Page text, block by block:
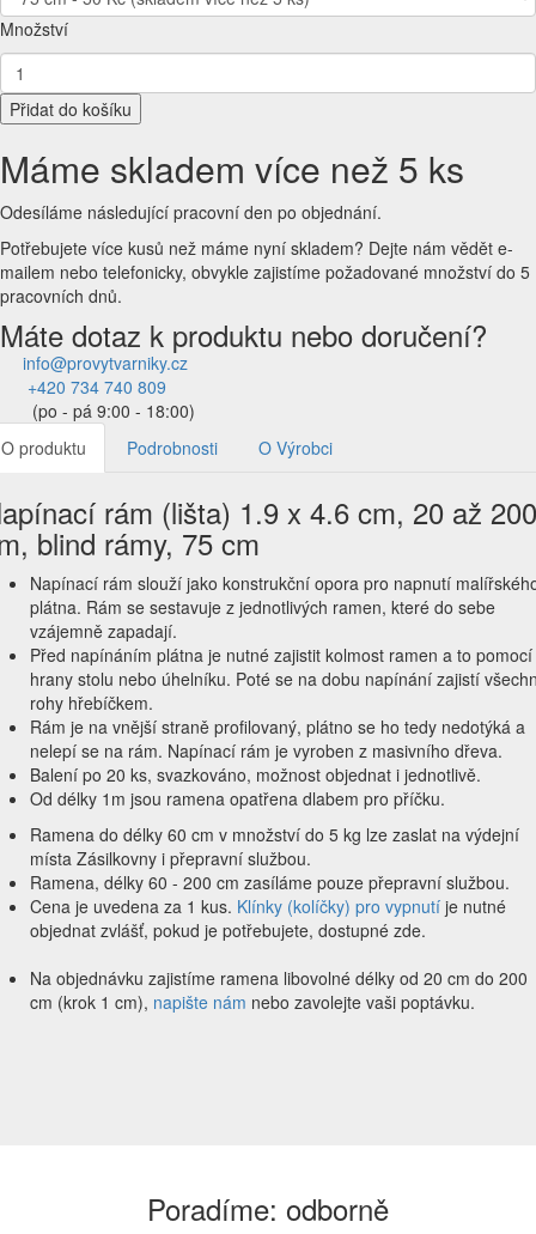
Množství
Přidat do košíku
Máme skladem více než 5 ks
Odesíláme následující pracovní den po objednání.
Potřebujete více kusů než máme nyní skladem? Dejte nám vědět e-
mailem nebo telefonicky, obvykle zajistíme požadované množství do 5
pracovních dnů.
Máte dotaz k produktu nebo doručení?
info@provytvarniky.cz
+420 734 740 809
(po - pá 9:00 - 18:00)
O produktu
Podrobnosti O Výrobci
rám (lišta) 1.9 x 4.6 cm, 20 až 200
blind rámy, 75 cm
Napínací rám slouží jako konstrukční opora pro napnutí
plátna. Rám se sestavuje z jednotlivých ramen, které do sebe
vzájemně zapadají.
Před napínáním plátna je nutné zajistit kolmost ramen a to pomocí
hrany stolu nebo úhelníku. Poté se na dobu napínání zajistí
rohy hřebíčkem.
Rám je na vnější straně profilovaný, plátno se ho tedy nedotýká a
nelepí se na rám. Napínací rám je vyroben z masivního dřeva.
Balení po 20 ks, svazkováno, možnost objednat i jednotlivě.
Od délky 1m jsou ramena opatřena dlabem pro příčku.
Ramena do délky 60 cm v množství do 5 kg lze zaslat na výdejní
místa Zásilkovny i přepravní službou.
Ramena, délky 60 - 200 cm zasíláme pouze přepravní službou.
Cena je uvedena za 1 kus. Klínky (kolíčky) pro vypnutí je nutné
objednat zvlášť, pokud je potřebujete, dostupné zde.
Na objednávku zajistíme ramena libovolné délky od 20 cm do 200
cm (krok 1 cm), napište nám nebo zavolejte vaši poptávku.
Poradíme: odborně